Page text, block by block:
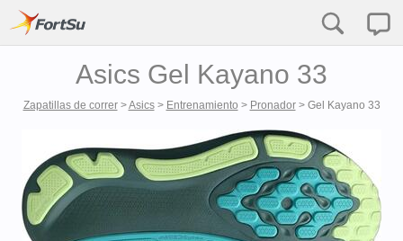
Asics Gel Kayano 33
Zapatillas de correr>Asics> Entrenamiento > Pronador> Gel Kayano 33